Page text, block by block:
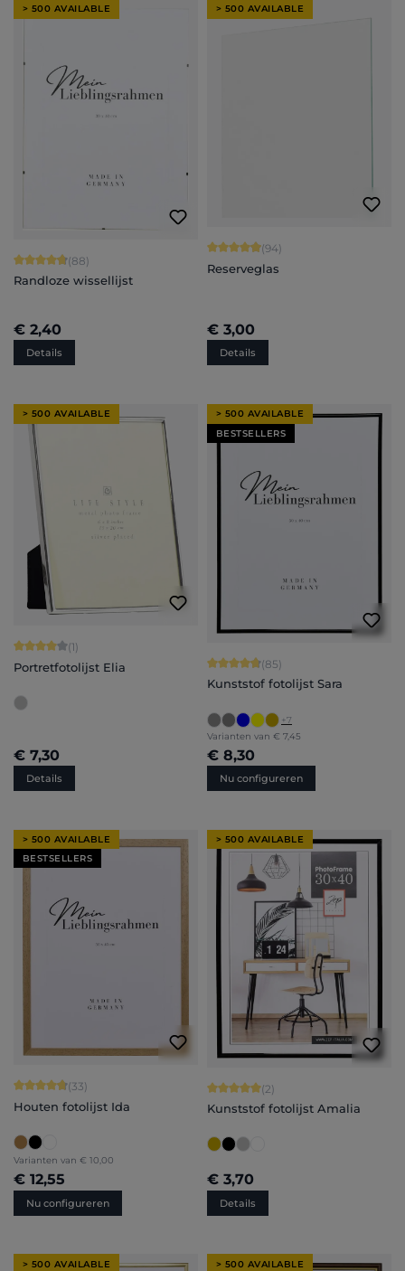
> 500 AVAILABLE
Gemiddelde waardering van 4.84 van 5 sterren
(88)
Randloze wissellijst
€ 2,40
Details
> 500 AVAILABLE
Gemiddelde waardering van 4.94
(94)
Reserveglas
€ 3,00
Details
> 500 AVAILABLE
Gemiddelde waardering van 4 van 5 sterren
(1)
Portretfotolijst Elia
€ 7,30
Details
> 500 AVAILABLE
BESTSELLERS
Gemiddelde waardering van 4.71
(85)
Kunststof fotolijst Sara
+7
Varianten van € 7,45
€ 8,30
Nu configureren
> 500 AVAILABLE
BESTSELLERS
Gemiddelde waardering van 4.79 van 5 sterren
(33)
Houten fotolijst Ida
Varianten van € 10,00
€ 12,55
Nu configureren
> 500 AVAILABLE
Gemiddelde waardering van 5 van 5
(2)
Kunststof fotolijst Amalia
€ 3,70
Details
> 500 AVAILABLE
> 500 AVAILABLE